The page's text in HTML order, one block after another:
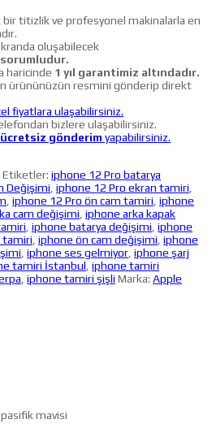
titizlik ve profesyonel makinalarla en
oluşabilecek
haricinde 1 yıl garantimiz altındadır.
ürününüzün resmini gönderip direkt
fiyatlara ulaşabilirsiniz.
bizlere ulaşabilirsiniz.
ücretsiz gönderim yapabilirsiniz.
Etiketler: iphone 12 Pro batarya
Değişimi iphone 12 Pro ekran tamiri
iphone 12 Pro ön cam tamiri iphone
cam değişimi iphone arka kapak
iphone batarya değişimi iphone
tamiri iphone ön cam değişimi iphone
iphone ses gelmiyor iphone şarj
tamiri İstanbul iphone tamiri
iphone tamiri şişli Marka: Apple
mavisi